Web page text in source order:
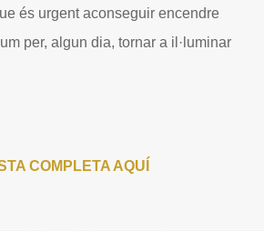
és urgent aconseguir encendre
per, algun dia, tornar a il·luminar
COMPLETA AQUÍ